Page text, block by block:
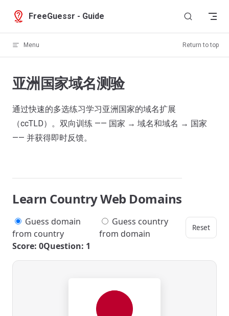
Skip to content
FreeGuessr - Guide
Menu Return to top
亚洲国家域名测验
通过快速的多选练习学习亚洲国家的域名扩展
（ccTLD）。双向训练 —— 国家 → 域名和域名 → 国家
—— 并获得即时反馈。
Learn Country Web Domains
Guess domain
from country
Guess country
from domain
Reset
Score: 0Question: 1